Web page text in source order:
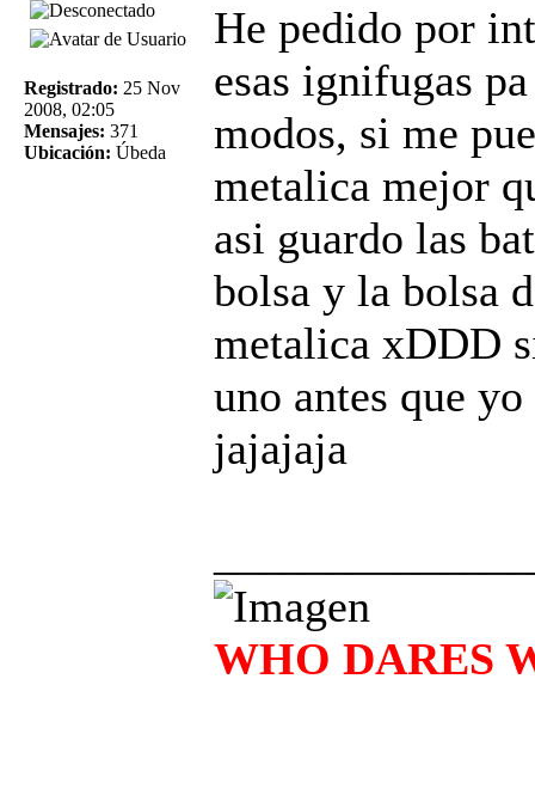
Registrado: 25 Nov
2008, 02:05
Mensajes: 371
Ubicación: Úbeda
He pedido por
esas ignifugas
modos, si me
metalica mejor
asi guardo las
bolsa y la bolsa
metalica xDDD
uno antes que
jajajaja
WHO DARES